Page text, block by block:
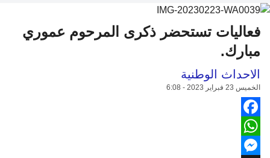
فعاليات تستحضر ذكرى المرحوم عموري
مبارك.
الاحداث الوطنية
الخميس 23 فبراير 2023 - 6:08
Facebook
WhatsApp